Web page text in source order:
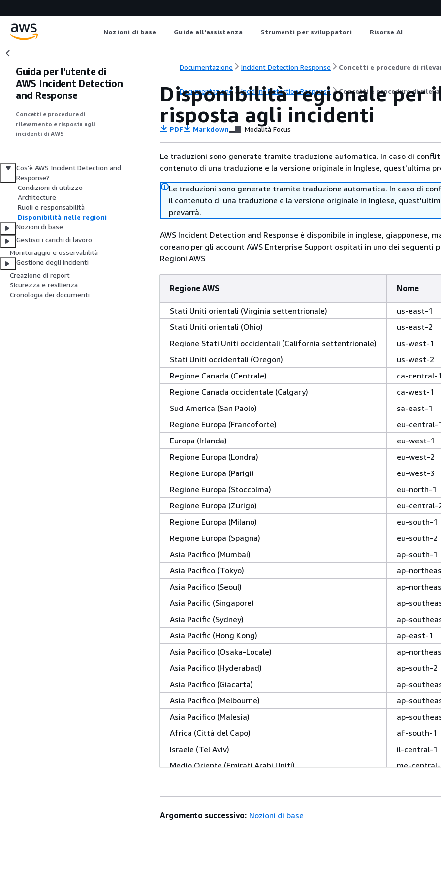
Nozioni di base Guide all'assistenza Strumenti per sviluppatori Risorse AI
Guida per l'utente di
AWS Incident Detection
and Response
Concetti e procedure di
rilevamento e risposta agli
incidenti di AWS
Cos'è AWS Incident Detection and
Response?
Condizioni di utilizzo
Architecture
Ruoli e responsabilità
Disponibilità nelle regioni
Nozioni di base
Gestisci i carichi di lavoro
Monitoraggio e osservabilità
Gestione degli incidenti
Creazione di report
Sicurezza e resilienza
Cronologia dei documenti
Documentazione Incident Detection Response Concetti e procedure di
Documentazione Incident Detection Response Concetti e procedure di
Disponibilità regionale per
risposta agli incidenti
PDF Markdown Modalità Focus
Le traduzioni sono generate tramite traduzione automatica. In caso di
contenuto di una traduzione e la versione originale in Inglese, quest'ultima
Le traduzioni sono generate tramite traduzione automatica. In caso di
il contenuto di una traduzione e la versione originale in Inglese,
prevarrà.
AWS Incident Detection and Response è disponibile in inglese, giapponese,
coreano per gli account AWS Enterprise Support ospitati in uno dei seguenti
Regioni AWS
Regione AWS Nome
Stati Uniti orientali (Virginia settentrionale)
us-east-1
Stati Uniti orientali (Ohio)
us-east-2
Regione Stati Uniti occidentali (California settentrionale)
us-west-1
Stati Uniti occidentali (Oregon)
us-west-2
Regione Canada (Centrale)
ca-central-1
Regione Canada occidentale (Calgary)
ca-west-1
Sud America (San Paolo)
sa-east-1
Regione Europa (Francoforte)
eu-central-1
Europa (Irlanda)
eu-west-1
Regione Europa (Londra)
eu-west-2
Regione Europa (Parigi)
eu-west-3
Regione Europa (Stoccolma)
eu-north-1
Regione Europa (Zurigo)
eu-central-
Regione Europa (Milano)
eu-south-1
Regione Europa (Spagna)
eu-south-2
Asia Pacifico (Mumbai)
ap-south-1
Asia Pacifico (Tokyo)
ap-
Asia Pacifico (Seoul)
ap-
Asia Pacific (Singapore)
ap-
Asia Pacific (Sydney)
ap-
Asia Pacific (Hong Kong)
ap-east-1
Asia Pacifico (Osaka-Locale)
ap-
Asia Pacifico (Hyderabad)
ap-south-2
Asia Pacifico (Giacarta)
ap-
Asia Pacifico (Melbourne)
ap-
Asia Pacifico (Malesia)
ap-
Africa (Città del Capo)
af-south-1
Israele (Tel Aviv)
il-central-1
Medio Oriente (Emirati Arabi Uniti)
me-
AWS GovCloud (US-East)
us-gov-
AWS GovCloud (US-West)
Argomento successivo: Nozioni di base